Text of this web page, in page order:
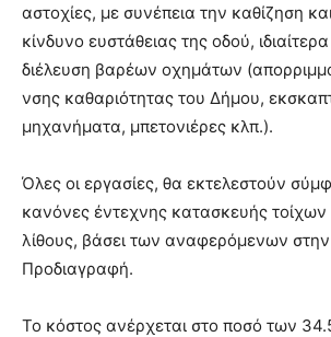
αστοχίες, με συνέπεια την καθίζηση
κίνδυνο ευστάθειας της οδού,
διέλευση βαρέων οχημάτων
νσης καθαριότητας του Δήμου,
μηχανήματα, μπετονιέρες κλπ.).
Όλες οι εργασίες, θα εκτελεστούν
κανόνες έντεχνης κατασκευής
λίθους, βάσει των αναφερόμενων
Προδιαγραφή.
Το κόστος ανέρχεται στο ποσό των